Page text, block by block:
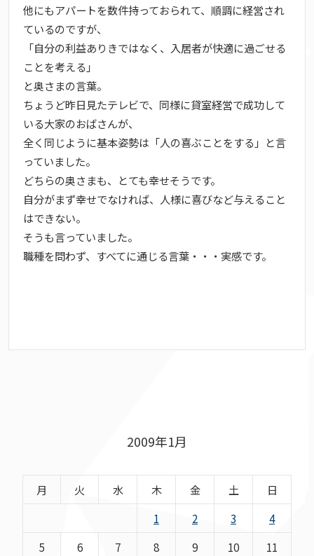
他にもアパートを数件持っておられて、順調に経営され
ているのですが、
「自分の利益ありきではなく、入居者が快適に過ごせる
ことを考える」
と奥さまの言葉。
ちょうど昨日見たテレビで、同様に貸室経営で成功して
いる大家のおばさんが、
全く同じように基本姿勢は「人の喜ぶことをする」と言
っていました。
どちらの奥さまも、とても幸せそうです。
自分がまず幸せでなければ、人様に喜びなど与えること
はできない。
そうも言っていました。
職種を問わず、すべてに通じる言葉・・・実感です。
2009年1月
月 火 水 木 金 土
日
1
2 3
4
5
6 7 8 9 10
11